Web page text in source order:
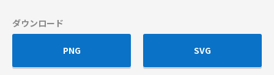
ダウンロード
PNG SVG